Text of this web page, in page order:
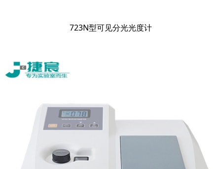
723N型可见分光光度计